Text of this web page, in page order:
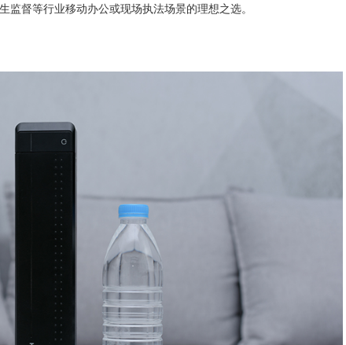
监督等行业移动办公或现场执法场景的理想之选。